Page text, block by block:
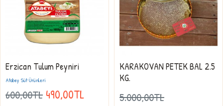
Atabey Süt Ürünleri
Erzican Tulum Peyniri
600,00TL 490,00TL
KARAKOVAN PETEK BAL 2.5
KG.
5.000,00TL